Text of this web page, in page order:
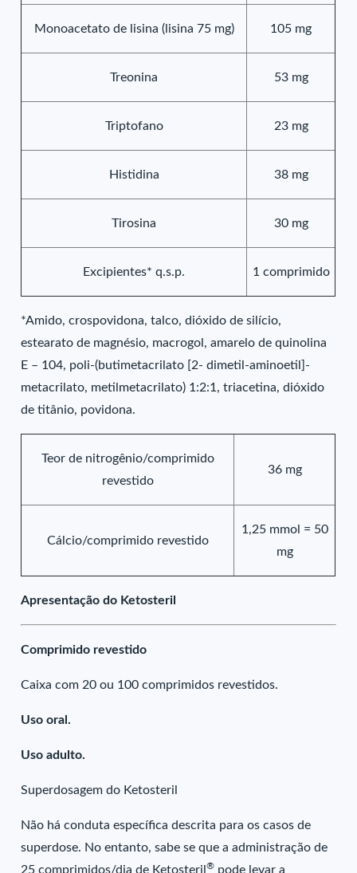
Monoacetato de lisina (lisina 75 mg) 105 mg
Treonina 53 mg
Triptofano 23 mg
Histidina 38 mg
Tirosina 30 mg
Excipientes* q.s.p. 1 comprimido
*Amido, crospovidona, talco, dióxido de silício,
estearato de magnésio, macrogol, amarelo de quinolina
E – 104, poli-(butimetacrilato [2- dimetil-aminoetil]-
metacrilato, metilmetacrilato) 1:2:1, triacetina, dióxido
de titânio, povidona.
Teor de nitrogênio/comprimido
revestido
36 mg
Cálcio/comprimido revestido
1,25 mmol = 50
mg
Apresentação do Ketosteril
Comprimido revestido
Caixa com 20 ou 100 comprimidos revestidos.
Uso oral.
Uso adulto.
Superdosagem do Ketosteril
Não há conduta específica descrita para os casos de
superdose. No entanto, sabe se que a administração de
25 comprimidos/dia de Ketosteril® pode levar a